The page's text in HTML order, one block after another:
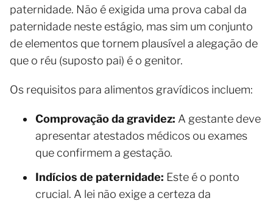
paternidade. Não é exigida uma prova cabal da
paternidade neste estágio, mas sim um conjunto
de elementos que tornem plausível a alegação de
que o réu (suposto pai) é o genitor.
Os requisitos para alimentos gravídicos incluem:
Comprovação da gravidez: A gestante deve
apresentar atestados médicos ou exames
que confirmem a gestação.
Indícios de paternidade: Este é o ponto
crucial. A lei não exige a certeza da